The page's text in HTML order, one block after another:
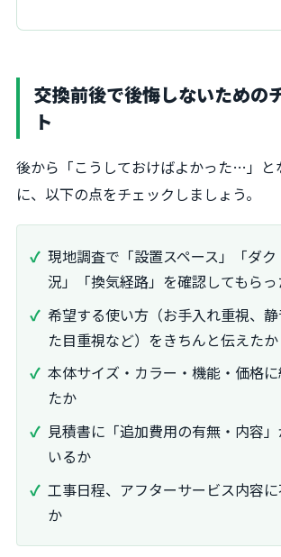
交換前後で後悔しないための
ト
後から「こうしておけばよかった…」と
に、以下の点をチェックしましょう。
現地調査で「設置スペース」「ダ
況」「換気経路」を確認してもら
希望する使い方（お手入れ重視、
た目重視など）をきちんと伝えたか
本体サイズ・カラー・機能・価格
たか
見積書に「追加費用の有無・内容
いるか
工事日程、アフターサービス内容
か